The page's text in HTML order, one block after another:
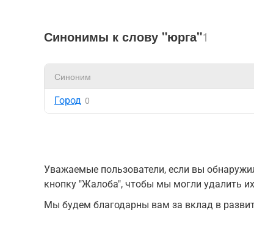
Синонимы к слову "юрга"1
Синоним
Город 0
Уважаемые пользователи, если вы
кнопку "Жалоба", чтобы мы могли удалить
Мы будем благодарны вам за вклад в